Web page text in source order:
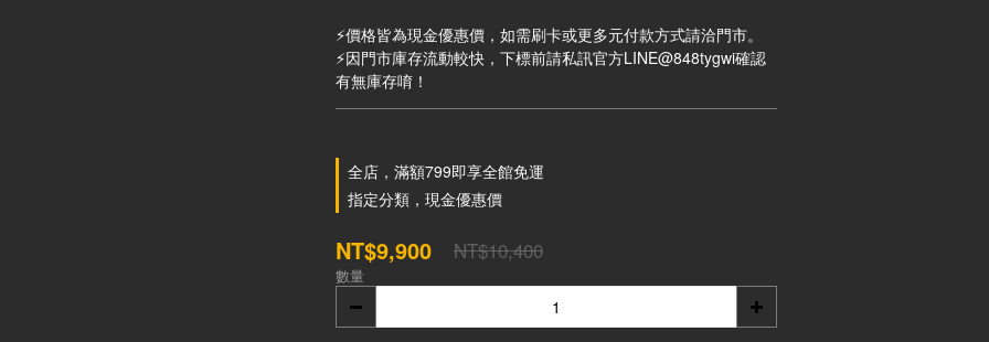
⚡價格皆為現金優惠價，如需刷卡或更多元付款方式請洽門市。
⚡因門市庫存流動較快，下標前請私訊官方LINE@848tygwi確認
有無庫存唷！
全店，滿額799即享全館免運
指定分類，現金優惠價
NT$9,900 NT$10,400
數量